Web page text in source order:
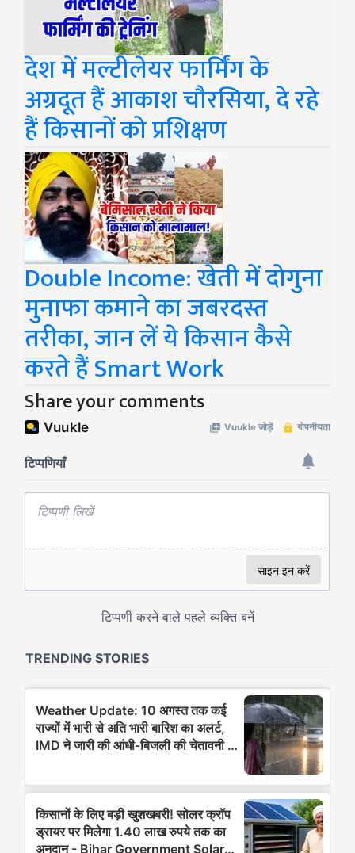
देश में मल्टीलेयर फार्मिंग के
अग्रदूत हैं आकाश चौरसिया, दे रहे
हैं किसानों को प्रशिक्षण
Double Income: खेती में दोगुना
मुनाफा कमाने का जबरदस्त
तरीका, जान लें ये किसान कैसे
करते हैं Smart Work
Share your comments